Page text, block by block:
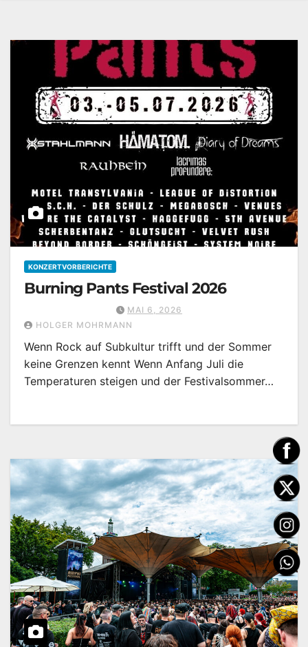
KONZERTVORBERICHTE
Burning Pants Festival 2026
MAI 6, 2026
HOLGER MOHRMANN
Wenn Rock auf Subkultur trifft und der Sommer
keine Grenzen kennt Wenn Anfang Juli die
Temperaturen steigen und der Festivalsommer…